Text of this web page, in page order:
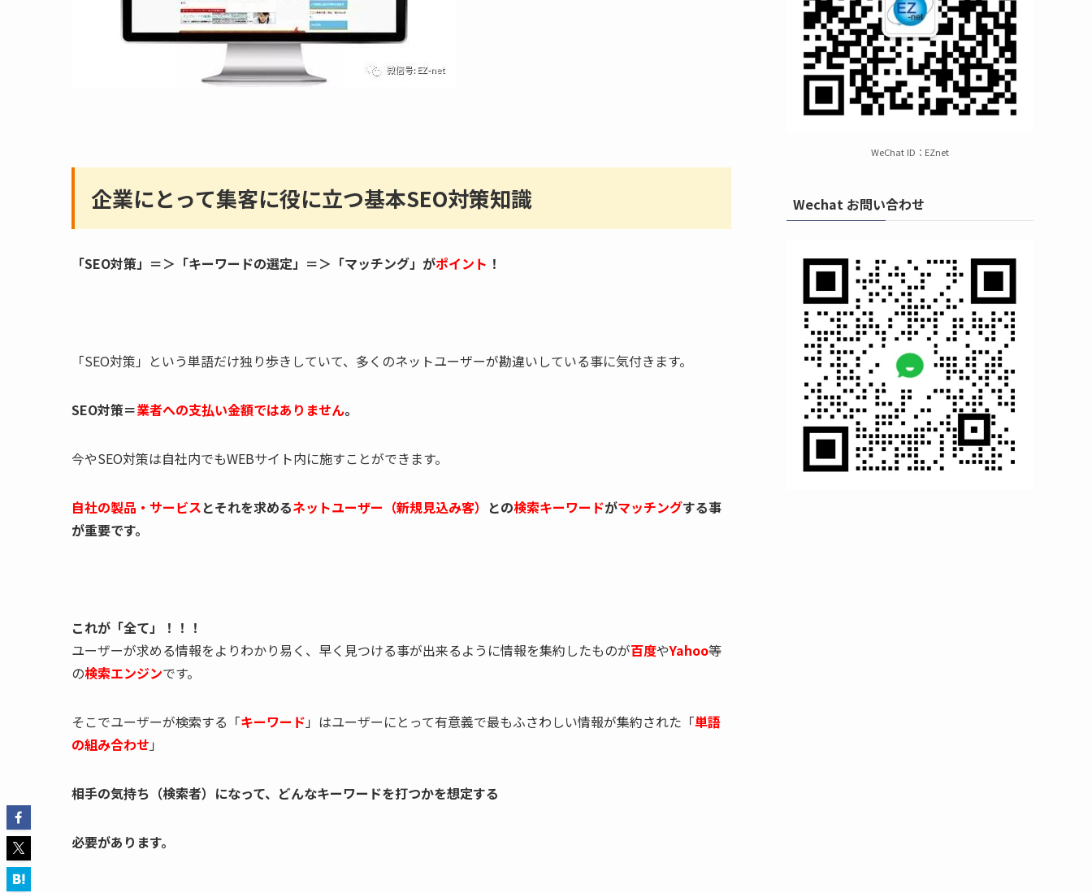
企業にとって集客に役に立つ基本SEO対策知識
「SEO対策」＝＞「キーワードの選定」＝＞「マッチング」がポイント ！
「SEO対策」という単語だけ独り歩きしていて、多くのネットユーザーが勘違いしている事に気付きます。
SEO対策＝業者への支払い金額ではありません。
今やSEO対策は自社内でもWEBサイト内に施すことができます。
自社の製品・サービスとそれを求めるネットユーザー（新規見込み客） との検索キーワードがマッチングする事
が重要です。
これが「全て」！！！
ユーザーが求める情報をよりわかり易く、早く見つける事が出来るように情報を集約したものが百度やYahoo等
の検索エンジンです。
そこでユーザーが検索する「キーワード 」はユーザーにとって有意義で最もふさわしい情報が集約された「単語
の組み合わせ 」
相手の気持ち（検索者）になって、どんなキーワードを打つかを想定する
必要があります。
WeChat ID：EZnet
Wechat お問い合わせ